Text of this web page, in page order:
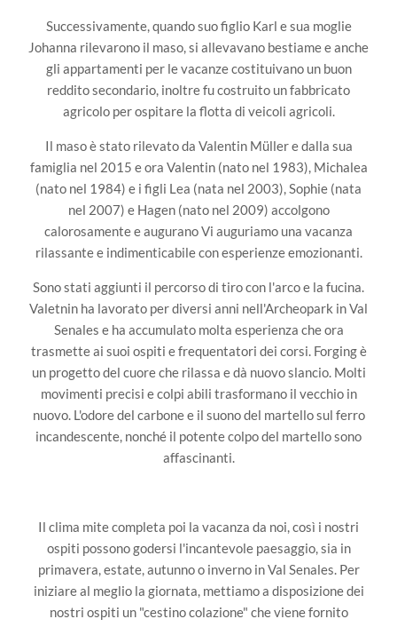
Successivamente, quando suo figlio Karl e sua moglie
Johanna rilevarono il maso, si allevavano bestiame e anche
gli appartamenti per le vacanze costituivano un buon
reddito secondario, inoltre fu costruito un fabbricato
agricolo per ospitare la flotta di veicoli agricoli.
Il maso è stato rilevato da Valentin Müller e dalla sua
famiglia nel 2015 e ora Valentin (nato nel 1983), Michalea
(nato nel 1984) e i figli Lea (nata nel 2003), Sophie (nata
nel 2007) e Hagen (nato nel 2009) accolgono
calorosamente e augurano Vi auguriamo una vacanza
rilassante e indimenticabile con esperienze emozionanti.
Sono stati aggiunti il ​​percorso di tiro con l'arco e la fucina.
Valetnin ha lavorato per diversi anni nell'Archeopark in Val
Senales e ha accumulato molta esperienza che ora
trasmette ai suoi ospiti e frequentatori dei corsi. Forging è
un progetto del cuore che rilassa e dà nuovo slancio. Molti
movimenti precisi e colpi abili trasformano il vecchio in
nuovo. L'odore del carbone e il suono del martello sul ferro
incandescente, nonché il potente colpo del martello sono
affascinanti.
Il clima mite completa poi la vacanza da noi, così i nostri
ospiti possono godersi l'incantevole paesaggio, sia in
primavera, estate, autunno o inverno in Val Senales. Per
iniziare al meglio la giornata, mettiamo a disposizione dei
nostri ospiti un "cestino colazione" che viene fornito